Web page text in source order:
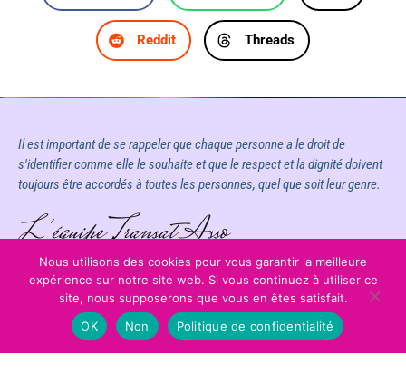
Reddit Threads
Il est important de se rappeler que chaque personne a le droit de
s'identifier comme elle le souhaite et que le respect et la dignité doivent
toujours être accordés à toutes les personnes, quel que soit leur genre.
L'équipe Transat Asso
Nous utilisons des cookies pour vous garantir la meilleure
expérience sur notre site web. Si vous continuez à utiliser ce
site, nous supposerons que vous en êtes satisfait.
OK
Non Politique de confidentialité